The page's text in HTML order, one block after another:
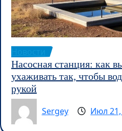
Насосная станция: как
ухаживать так, чтобы
рукой
Sergey
Июл